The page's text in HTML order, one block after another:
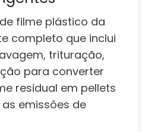
filme plástico da
completo que inclui
trituração,
para converter
residual em pellets
emissões de